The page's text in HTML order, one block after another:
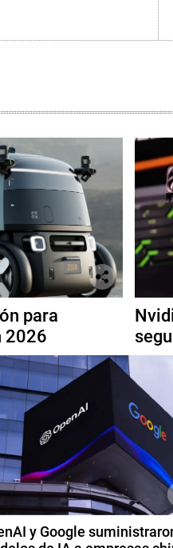
para
2026
y Google